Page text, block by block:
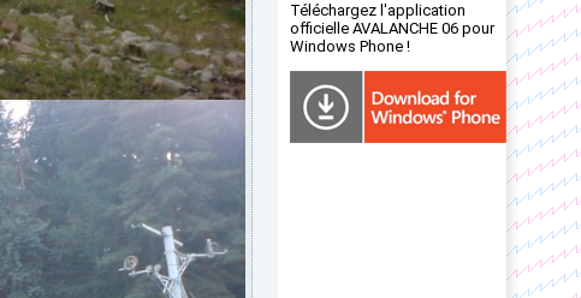
Téléchargez l'application
officielle AVALANCHE 06 pour
Windows Phone !